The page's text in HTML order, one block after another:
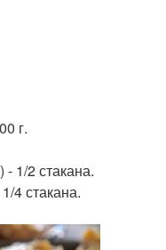
г.
1/2 стакана.
4 стакана.